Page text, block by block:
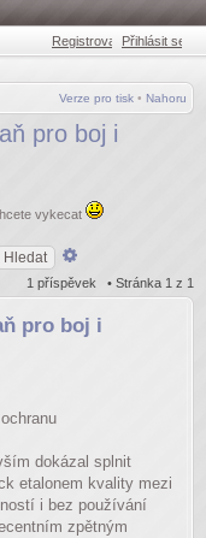
Registrovat •Přihlásit se
Nahoru
Verze pro tisk •
pro boj i
vykecat
1 příspěvek • Stránka 1 z 1
pro boj i
dokázal splnit
etalonem kvality mezi
i bez používání
zpětným